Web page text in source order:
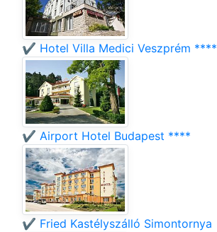
✔️ Hotel Villa Medici Veszprém ****
✔️ Airport Hotel Budapest ****
✔️ Fried Kastélyszálló Simontornya